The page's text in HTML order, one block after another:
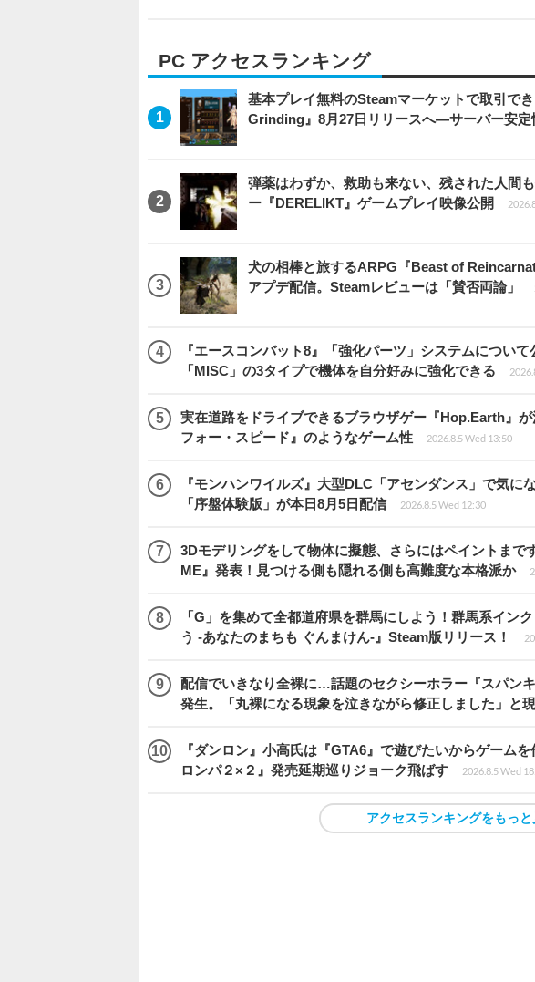
PC アクセスランキング
基本プレイ無料のSteamマーケットで取引で
Grinding』8月27日リリースへ―サーバー安定
弾薬はわずか、救助も来ない、残された人間
ー『DERELIKT』ゲームプレイ映像公開
犬の相棒と旅するARPG『Beast of
アプデ配信。Steamレビューは「賛否両論」
『エースコンバット8』「強化パーツ」システムについ
「MISC」の3タイプで機体を自分好みに強化できる
実在道路をドライブできるブラウザゲー『Hop.Earth』
フォー・スピード』のようなゲーム性
2026.8.5 Wed 13:50
『モンハンワイルズ』大型DLC「アセンダンス」で気に
「序盤体験版」が本日8月5日配信
2026.8.5 Wed 12:30
3Dモデリングをして物体に擬態、さらにはペイントまで
ME』発表！見つける側も隠れる側も高難度な本格派か
「G」を集めて全都道府県を群馬にしよう！群馬系イン
う -あなたのまちも ぐんまけん-』Steam版リリース！
配信でいきなり全裸に…話題のセクシーホラー『スパン
発生。「丸裸になる現象を泣きながら修正しました」と
『ダンロン』小高氏は『GTA6』で遊びたいからゲーム
ロンパ２×２』発売延期巡りジョーク飛ばす
2026.8.5 Wed
アクセスランキングをもっと